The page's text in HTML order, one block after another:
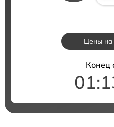
Цены на
Конец